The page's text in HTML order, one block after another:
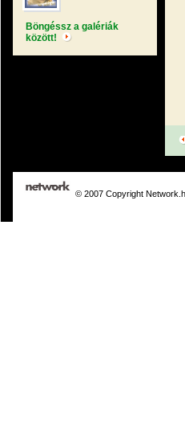
Böngéssz a galériák
között!
© 2007 Copyright